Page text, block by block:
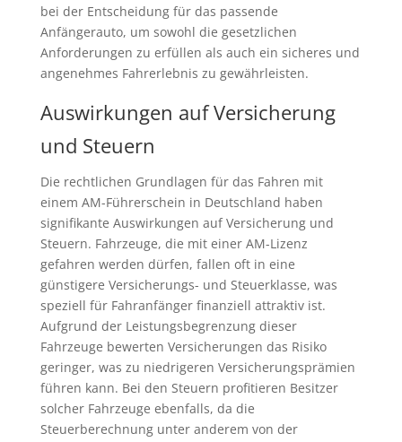
bei der Entscheidung für das passende
Anfängerauto, um sowohl die gesetzlichen
Anforderungen zu erfüllen als auch ein sicheres und
angenehmes Fahrerlebnis zu gewährleisten.
Auswirkungen auf Versicherung
und Steuern
Die rechtlichen Grundlagen für das Fahren mit
einem AM-Führerschein in Deutschland haben
signifikante Auswirkungen auf Versicherung und
Steuern. Fahrzeuge, die mit einer AM-Lizenz
gefahren werden dürfen, fallen oft in eine
günstigere Versicherungs- und Steuerklasse, was
speziell für Fahranfänger finanziell attraktiv ist.
Aufgrund der Leistungsbegrenzung dieser
Fahrzeuge bewerten Versicherungen das Risiko
geringer, was zu niedrigeren Versicherungsprämien
führen kann. Bei den Steuern profitieren Besitzer
solcher Fahrzeuge ebenfalls, da die
Steuerberechnung unter anderem von der